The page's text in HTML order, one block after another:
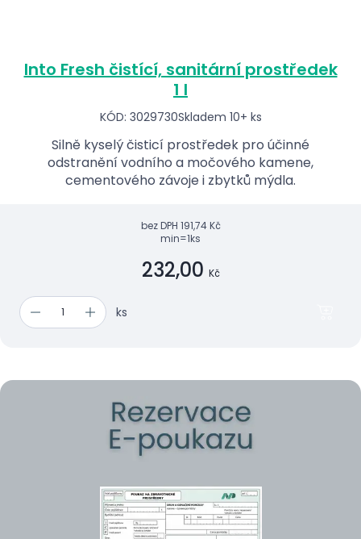
Into Fresh čistící, sanitární prostředek
1 l
KÓD: 3029730Skladem 10+ ks
Silně kyselý čisticí prostředek pro účinné
odstranění vodního a močového kamene,
cementového závoje i zbytků mýdla.
bez DPH 191,74 Kč
min=1ks
232,00 Kč
ks